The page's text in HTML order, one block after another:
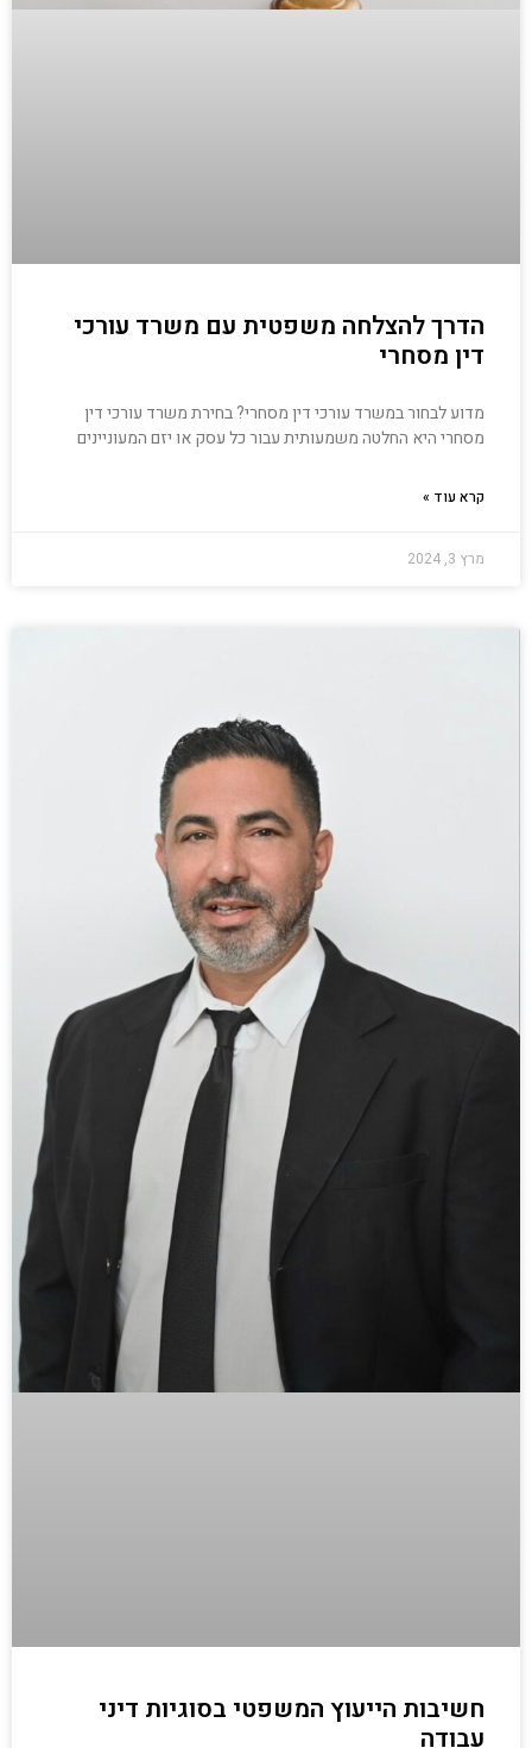
הדרך להצלחה משפטית עם משרד עורכי
דין מסחרי
מדוע לבחור במשרד עורכי דין מסחרי? בחירת משרד עורכי דין
מסחרי היא החלטה משמעותית עבור כל עסק או יזם המעוניינים
קרא עוד »
מרץ 3, 2024
חשיבות הייעוץ המשפטי בסוגיות דיני
עבודה